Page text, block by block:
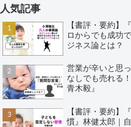
人気記事
【書評・要約】
ロからでも成功
ジネス論とは？
営業が辛いと思
なしでも売れる
青木毅』
【書評・要約】
慣』林健太郎｜